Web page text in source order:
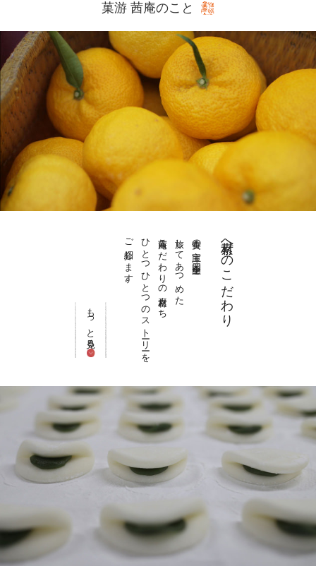
菓游 茜庵のこと
素材へのこだわり
美食の宝庫 四国全土を
旅してあつめた
茜庵こだわりの素材たち
ひとつひとつのストーリーを
ご紹介します。
もっと見る